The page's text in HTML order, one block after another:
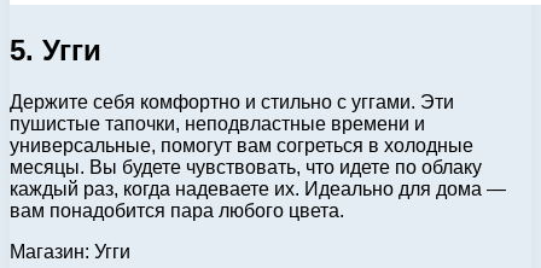
5. Угги
Держите себя комфортно и стильно с уггами. Эти
пушистые тапочки, неподвластные времени и
универсальные, помогут вам согреться в холодные
месяцы. Вы будете чувствовать, что идете по облаку
каждый раз, когда надеваете их. Идеально для дома —
вам понадобится пара любого цвета.
Магазин: Угги